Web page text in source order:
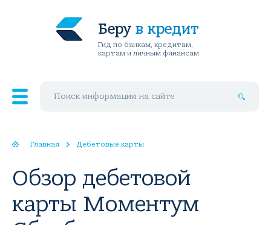
Беру в кредит
Гид по банкам, кредитам,
картам и личным финансам
Главная Дебетовые карты
Обзор дебетовой
карты Моментум